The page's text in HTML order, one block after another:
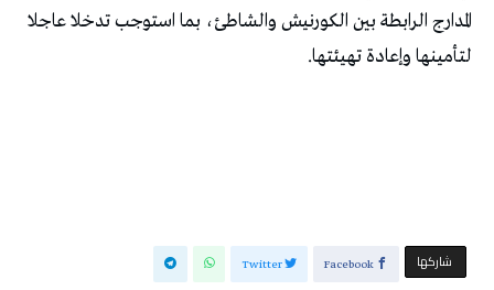
المدارج الرابطة بين الكورنيش والشاطئ، بما استوجب تدخلا عاجلا
لتأمينها وإعادة تهيئتها.
‫‫ شاركها‬ Facebook
Twitter